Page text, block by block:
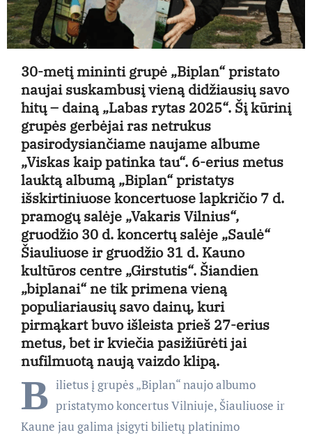
30-metį mininti grupė „Biplan“ pristato
naujai suskambusį vieną didžiausių savo
hitų – dainą „Labas rytas 2025“. Šį kūrinį
grupės gerbėjai ras netrukus
pasirodysiančiame naujame albume
„Viskas kaip patinka tau“. 6-erius metus
lauktą albumą „Biplan“ pristatys
išskirtiniuose koncertuose lapkričio 7 d.
pramogų salėje „Vakaris Vilnius“,
gruodžio 30 d. koncertų salėje „Saulė“
Šiauliuose ir gruodžio 31 d. Kauno
kultūros centre „Girstutis“. Šiandien
„biplanai“ ne tik primena vieną
populiariausių savo dainų, kuri
pirmąkart buvo išleista prieš 27-erius
metus, bet ir kviečia pasižiūrėti jai
nufilmuotą naują vaizdo klipą.
B ilietus į grupės „Biplan“ naujo albumo
pristatymo koncertus Vilniuje, Šiauliuose ir
Kaune jau galima įsigyti bilietų platinimo